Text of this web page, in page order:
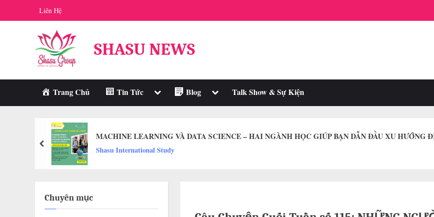
to
Liên Hệ
SHASU NEWS
Trang Chủ Tin Tức Toggle
menu
Blog Toggle
menu
Talk Show & Sự Kiện
MACHINE LEARNING VÀ DATA SCIENCE – HAI NGÀNH HỌC GIÚP BẠN DẪN ĐẦU XU HƯỚNG
Shasu International Study
prev
Chuyên mục